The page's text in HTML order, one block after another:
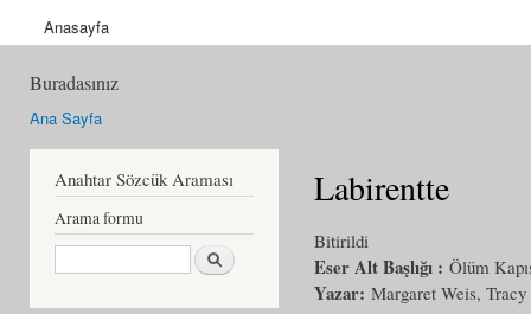
Anasayfa
Buradasınız
Ana Sayfa
Anahtar Sözcük Araması
Arama formu
Ara
Labirentte
Bitirildi
Eser Alt Başlığı : Ölüm
Yazar: Margaret Weis,